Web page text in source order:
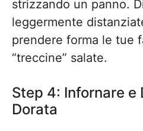
strizzando un panno.
leggermente
prendere forma le tue
“treccine” salate.
Step 4: Infornare e
Dorata